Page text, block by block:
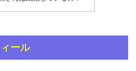
ール